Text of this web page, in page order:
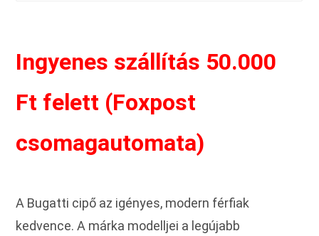
Ingyenes szállítás 50.000
Ft felett (Foxpost
csomagautomata)
A Bugatti cipő az igényes, modern férfiak
kedvence. A márka modelljei a legújabb